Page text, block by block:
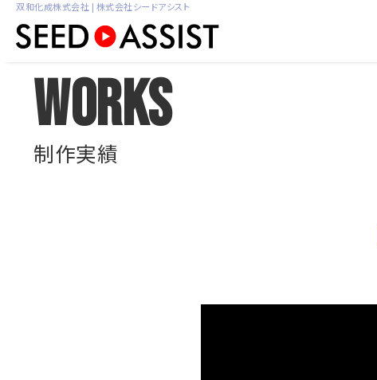
双和化成株式会社 | 株式会社シードアシスト
Works
制作実績